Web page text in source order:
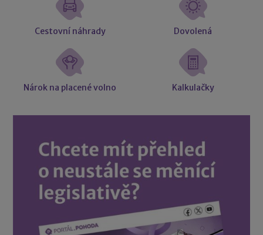
Cestovní náhrady Dovolená
Nárok na placené volno Kalkulačky